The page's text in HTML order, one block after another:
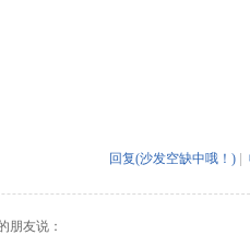
回复(沙发空缺中哦！)
朋友说：